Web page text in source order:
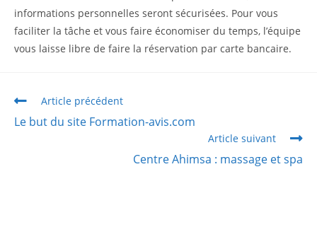
informations personnelles seront sécurisées. Pour vous
faciliter la tâche et vous faire économiser du temps, l’équipe
vous laisse libre de faire la réservation par carte bancaire.
Article précédent
Le but du site Formation-avis.com
Article suivant
Centre Ahimsa : massage et spa